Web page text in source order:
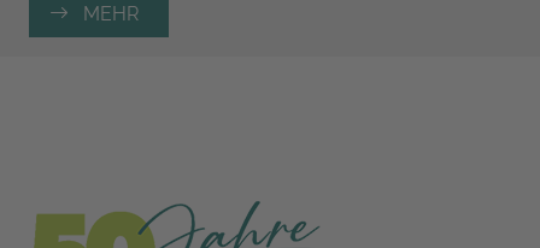
Bundespräsidenten und zählt zu den größten
MEHR